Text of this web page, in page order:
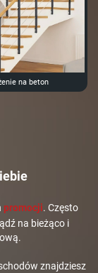
na beton
promocji. Często
na bieżąco i
znajdziesz